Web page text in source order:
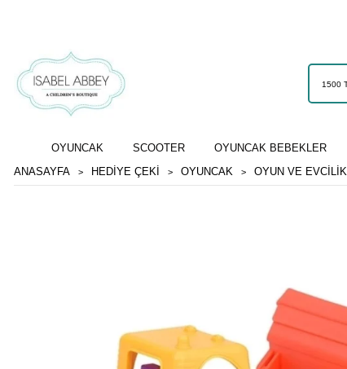
OYUNCAK SCOOTER OYUNCAK BEBEKLER
ANASAYFA
HEDİYE ÇEKİ OYUNCAK OYUN VE EVCILIK